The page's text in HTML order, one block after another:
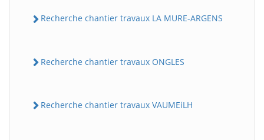
Recherche chantier travaux LA MURE-ARGENS
Recherche chantier travaux ONGLES
Recherche chantier travaux VAUMEiLH